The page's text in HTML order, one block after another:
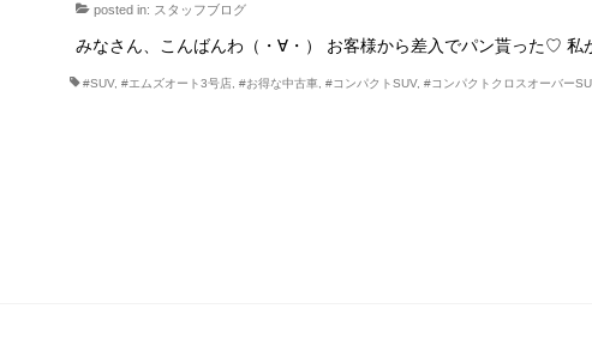
posted in: スタッフブログ
みなさん、こんばんわ（・∀・） お客様から差入でパン貰った♡
#SUV,#エムズオート3号店 ,#お得な中古車 ,#コンパクトSUV,#コンパクトクロスオーバー